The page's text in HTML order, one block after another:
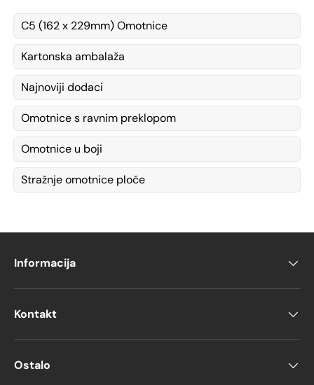
C5 (162 x 229mm) Omotnice
Kartonska ambalaža
Najnoviji dodaci
Omotnice s ravnim preklopom
Omotnice u boji
Stražnje omotnice ploče
Informacija
Kontakt
Ostalo